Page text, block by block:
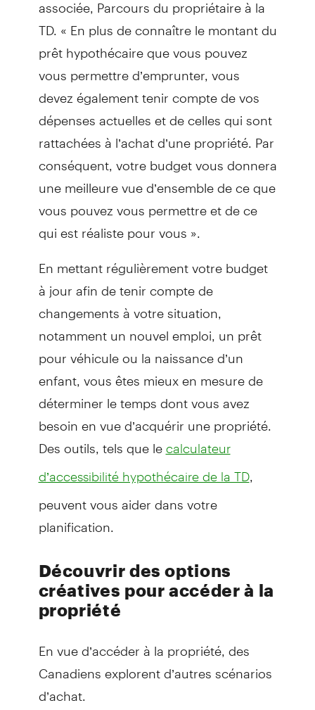
TD. « En plus de connaître le montant du
prêt hypothécaire que vous pouvez
vous permettre d’emprunter, vous
devez également tenir compte de vos
dépenses actuelles et de celles qui sont
rattachées à l’achat d’une propriété. Par
conséquent, votre budget vous donnera
une meilleure vue d’ensemble de ce que
vous pouvez vous permettre et de ce
qui est réaliste pour vous ».
En mettant régulièrement votre budget
à jour afin de tenir compte de
changements à votre situation,
notamment un nouvel emploi, un prêt
pour véhicule ou la naissance d’un
enfant, vous êtes mieux en mesure de
déterminer le temps dont vous avez
besoin en vue d’acquérir une propriété.
Des outils, tels que le calculateur
d’accessibilité hypothécaire de la TD,
peuvent vous aider dans votre
planification.
Découvrir des options
créatives pour accéder à la
propriété
En vue d’accéder à la propriété, des
Canadiens explorent d’autres scénarios
d’achat.